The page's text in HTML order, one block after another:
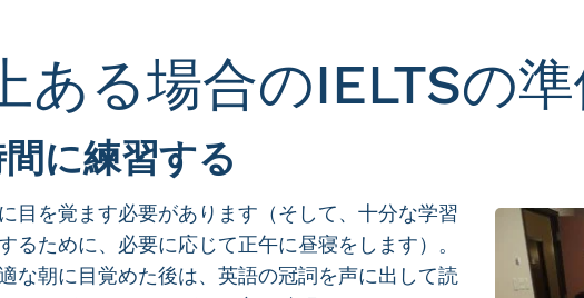
ある場合のIELTSの
に練習する
目を覚ます必要があります（そして、十分な学習
るために、必要に応じて正午に昼寝をします）。
な朝に目覚めた後は、英語の冠詞を声に出して読